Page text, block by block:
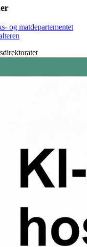
og matdepartementet